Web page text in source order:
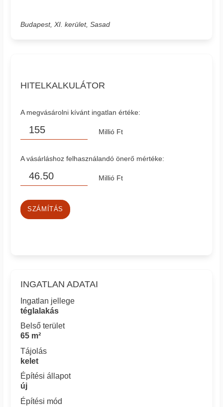
Budapest, XI. kerület, Sasad
HITELKALKULÁTOR
A megvásárolni kívánt ingatlan értéke:
Millió Ft
A vásárláshoz felhasználandó önerő mértéke:
Millió Ft
SZÁMÍTÁS
INGATLAN ADATAI
Ingatlan jellege
téglalakás
Belső terület
65 m²
Tájolás
kelet
Építési állapot
új
Építési mód